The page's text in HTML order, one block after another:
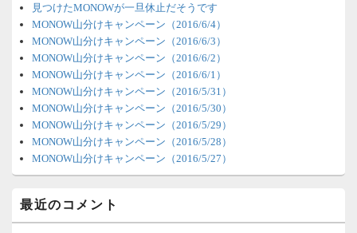
ェ
ッ
ア
見つけたMONOWが一旦休止だそうです
MONOW山分けキャンペーン（2016/6/4）
MONOW山分けキャンペーン（2016/6/3）
MONOW山分けキャンペーン（2016/6/2）
MONOW山分けキャンペーン（2016/6/1）
MONOW山分けキャンペーン（2016/5/31）
MONOW山分けキャンペーン（2016/5/30）
MONOW山分けキャンペーン（2016/5/29）
MONOW山分けキャンペーン（2016/5/28）
MONOW山分けキャンペーン（2016/5/27）
最近のコメント